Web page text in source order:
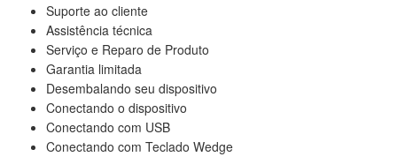
Suporte ao cliente
Assistência técnica
Serviço e Reparo de Produto
Garantia limitada
Desembalando seu dispositivo
Conectando o dispositivo
Conectando com USB
Conectando com Teclado Wedge